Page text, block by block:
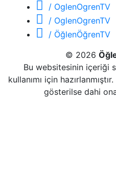
/ OglenOgrenTV
/ OglenOgrenTV
/ ÖğlenÖğrenTV
© 2026
Bu websitesinin içeriği
kullanımı için
gösterilse dahi